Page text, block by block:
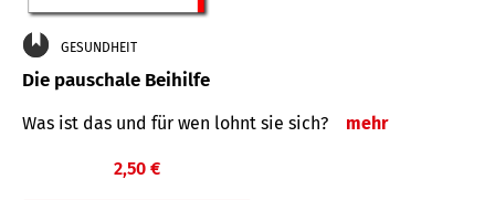
GESUNDHEIT
Die pauschale Beihilfe
Was ist das und für wen lohnt sie sich? mehr
2,50 €